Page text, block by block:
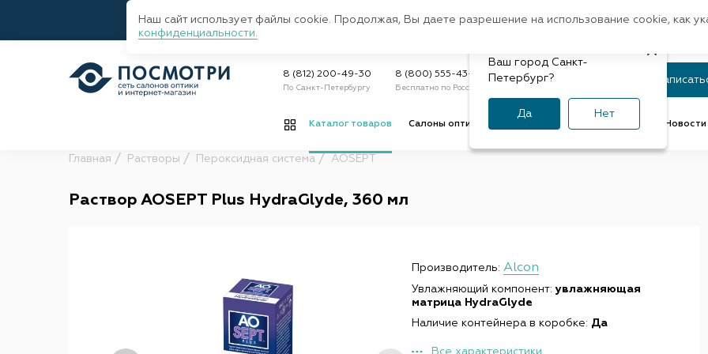
Регион:Санкт-Петербург Быстрая
8 (812) 200-49-30
По Санкт-Петербургу
8 (800) 555-43-47
Бесплатно по России
Статус заказа
Каталог товаров Салоны оптики Новости
Главная Растворы Пероксидная система AOSEPT
Раствор AOSEPT Plus HydraGlyde, 360 мл
Производитель: Alcon
Увлажняющий компонент: увлажняющая
матрица HydraGlyde
Наличие контейнера в коробке: Да
Все характеристики
Ваш город Санкт-
Петербург?
Да Нет
Наш сайт использует файлы cookie. Продолжая, Вы даете разрешение на использование cookie, как
конфиденциальности.